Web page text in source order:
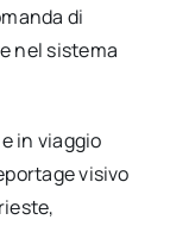
di
nel sistema
in viaggio
visivo